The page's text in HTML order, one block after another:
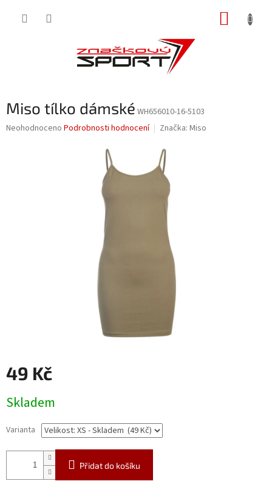
Miso tílko dámské WH656010-16-5103
Průměrné
Neohodnoceno Podrobnosti hodnocení Značka: Miso
49 Kč
cena:
Skladem
Varianta
Přidat do košíku